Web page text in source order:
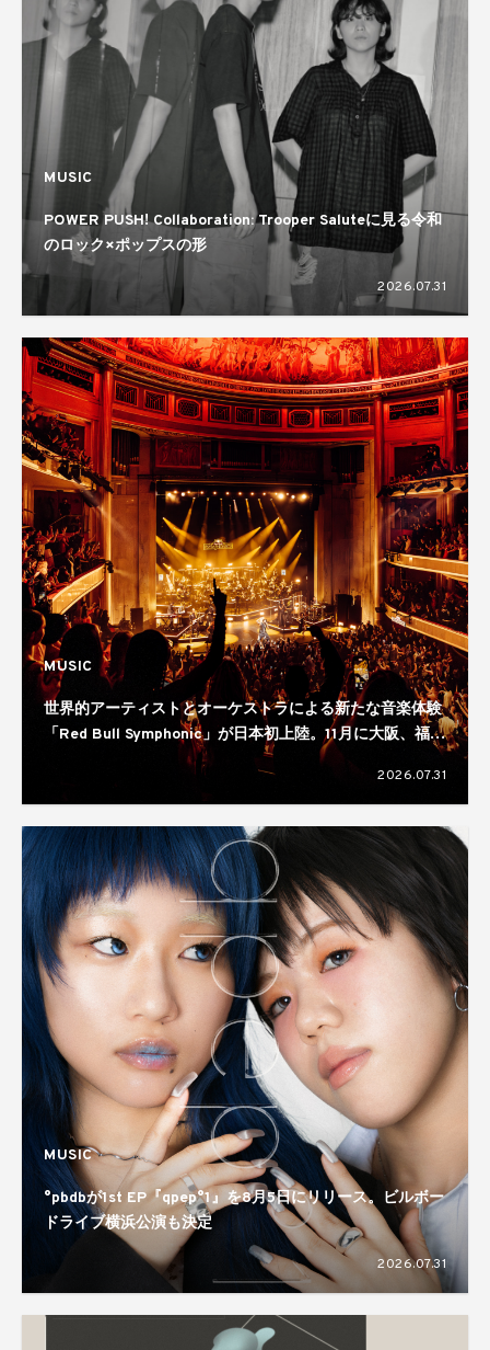
MUSIC
POWER PUSH! Collaboration: Trooper Saluteに見る令和
のロック×ポップスの形
2026.07.31
MUSIC
世界的アーティストとオーケストラによる新たな音楽体験
「Red Bull Symphonic」が日本初上陸。11月に大阪、福
岡、仙台、横浜の4都市で開催へ
2026.07.31
MUSIC
°pbdbが1st EP『qpep°1』を8月5日にリリース。ビルボー
ドライブ横浜公演も決定
2026.07.31